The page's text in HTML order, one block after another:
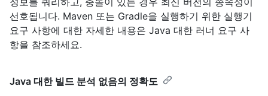
선호됩니다. Maven 또는 Gradle을 실행하기 위한 실행기
요구 사항에 대한 자세한 내용은 Java 대한 러너 요구 사
항을 참조하세요.
Java 대한 빌드 분석 없음의 정확도